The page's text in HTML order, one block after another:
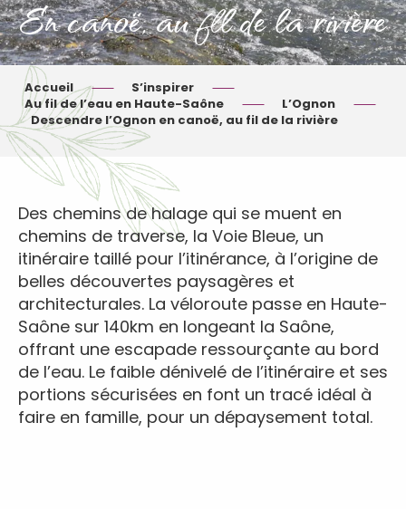
En canoë, au fil de la rivière
Accueil
S’inspirer
Au fil de l’eau en Haute-Saône
L’Ognon
Descendre l’Ognon en canoë, au fil de la rivière
Des chemins de halage qui se muent en
chemins de traverse, la Voie Bleue, un
itinéraire taillé pour l’itinérance, à l’origine de
belles découvertes paysagères et
architecturales. La véloroute passe en Haute-
Saône sur 140km en longeant la Saône,
offrant une escapade ressourçante au bord
de l’eau. Le faible dénivelé de l’itinéraire et ses
portions sécurisées en font un tracé idéal à
faire en famille, pour un dépaysement total.